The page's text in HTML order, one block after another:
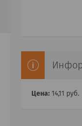
Цена: 14,11 руб.